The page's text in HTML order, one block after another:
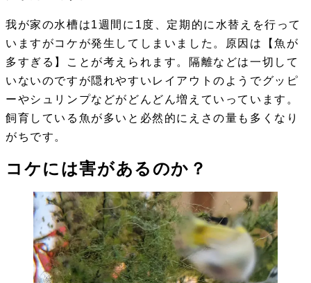
我が家の水槽は1週間に1度、定期的に水替えを行って
いますがコケが発生してしまいました。原因は【魚が
多すぎる】ことが考えられます。隔離などは一切して
いないのですが隠れやすいレイアウトのようでグッピ
ーやシュリンプなどがどんどん増えていっています。
飼育している魚が多いと必然的にえさの量も多くなり
がちです。
コケには害があるのか？